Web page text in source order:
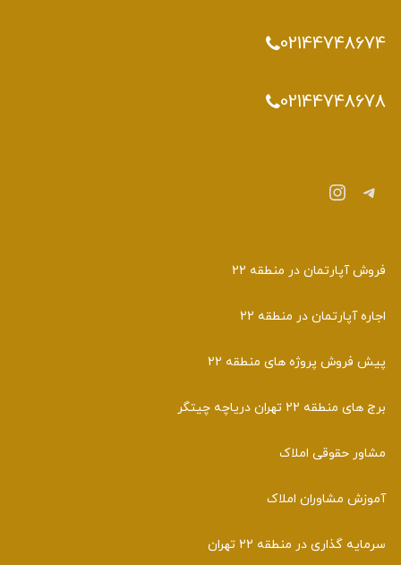
02144748674
02144748678
تلگراماینستاگرم
فروش آپارتمان در منطقه 22
اجاره آپارتمان در منطقه 22
پیش فروش پروژه های منطقه 22
برج های منطقه 22 تهران دریاچه چیتگر
مشاور حقوقی املاک
آموزش مشاوران املاک
سرمایه گذاری در منطقه 22 تهران